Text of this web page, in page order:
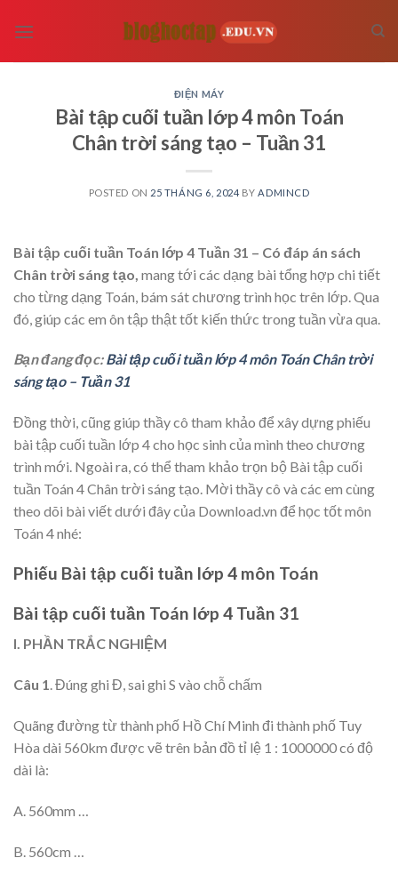
ĐIỆN MÁY
Bài tập cuối tuần lớp 4 môn Toán
Chân trời sáng tạo – Tuần 31
POSTED ON 25 THÁNG 6, 2024 BY ADMINCD
Bài tập cuối tuần Toán lớp 4 Tuần 31 – Có đáp án sách
Chân trời sáng tạo, mang tới các dạng bài tổng hợp chi tiết
cho từng dạng Toán, bám sát chương trình học trên lớp. Qua
đó, giúp các em ôn tập thật tốt kiến thức trong tuần vừa qua.
Bạn đang đọc:Bài tập cuối tuần lớp 4 môn Toán Chân trời
sáng tạo – Tuần 31
Đồng thời, cũng giúp thầy cô tham khảo để xây dựng phiếu
bài tập cuối tuần lớp 4 cho học sinh của mình theo chương
trình mới. Ngoài ra, có thể tham khảo trọn bộ Bài tập cuối
tuần Toán 4 Chân trời sáng tạo. Mời thầy cô và các em cùng
theo dõi bài viết dưới đây của Download.vn để học tốt môn
Toán 4 nhé:
Phiếu Bài tập cuối tuần lớp 4 môn Toán
Bài tập cuối tuần Toán lớp 4 Tuần 31
I. PHẦN TRẮC NGHIỆM
Câu 1. Đúng ghi Đ, sai ghi S vào chỗ chấm
Quãng đường từ thành phố Hồ Chí Minh đi thành phố Tuy
Hòa dài 560km được vẽ trên bản đồ tỉ lệ 1 : 1000000 có độ
dài là:
A. 560mm …
B. 560cm …